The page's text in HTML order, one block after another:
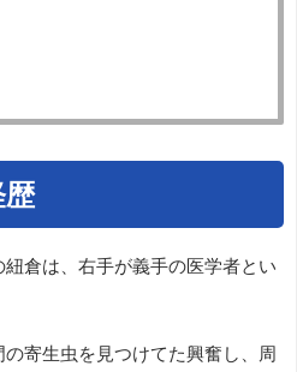
歴
紐倉は、右手が義手の医学者とい
寄生虫を見つけてた興奮し、周